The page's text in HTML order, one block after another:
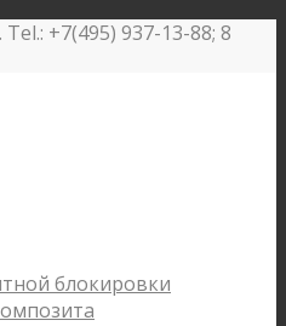
+7(495) 937-13-88; 8
блокировки